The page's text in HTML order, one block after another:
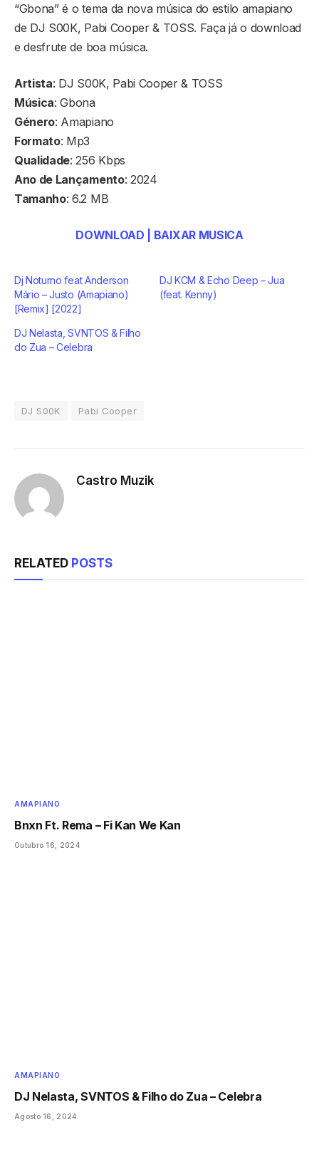
“Gbona” é o tema da nova música do estilo amapiano
de DJ S00K, Pabi Cooper & TOSS. Faça já o download
e desfrute de boa música.
Artista: DJ S00K, Pabi Cooper & TOSS
Música: Gbona
Género: Amapiano
Formato: Mp3
Qualidade: 256 Kbps
Ano de Lançamento: 2024
Tamanho: 6.2 MB
DOWNLOAD | BAIXAR MUSICA
Dj Noturno feat Anderson
Mário – Justo (Amapiano)
[Remix] [2022]
DJ KCM & Echo Deep – Jua
(feat. Kenny)
DJ Nelasta, SVNTOS & Filho
do Zua – Celebra
DJ S00K Pabi Cooper
Castro Muzik
RELATED POSTS
AMAPIANO
Bnxn Ft. Rema – Fi Kan We Kan
Outubro 16, 2024
AMAPIANO
DJ Nelasta, SVNTOS & Filho do Zua – Celebra
Agosto 16, 2024